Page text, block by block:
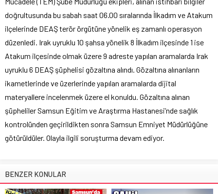
doğrultusunda bu sabah saat 06.00 sıralarında İlkadım ve Atakum
ilçelerinde DEAŞ terör örgütüne yönelik eş zamanlı operasyon
düzenledi. Irak uyruklu 10 şahsa yönelik 8 İlkadım ilçesinde 1 ise
Atakum ilçesinde olmak üzere 9 adreste yapılan aramalarda Irak
uyruklu 6 DEAŞ şüphelisi gözaltına alındı. Gözaltına alınanların
ikametlerinde ve üzerlerinde yapılan aramalarda dijital
materyallere incelenmek üzere el konuldu. Gözaltına alınan
şüpheliler Samsun Eğitim ve Araştırma Hastanesi’nde sağlık
kontrolünden geçirildikten sonra Samsun Emniyet Müdürlüğüne
götürüldüler. Olayla ilgili soruşturma devam ediyor.
BENZER KONULAR